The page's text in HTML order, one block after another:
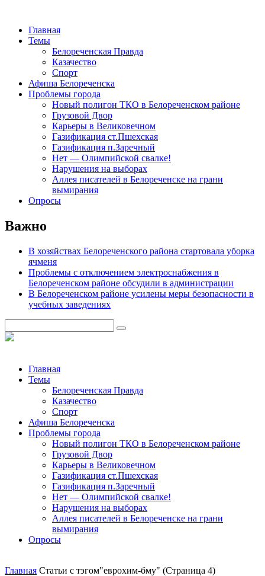
Главная
Темы
Белореченская Правда
Казачество
Спорт
Афиша Белореченска
Проблемы города
Новый полигон ТКО в Белореченском районе
Грузовой Двор
Карьеры в Великовечном
Газификация ст.Пшехская
Газификация п.Заречный
Нет — Олимпийской свалке!
Нарушения на выборах
Аллея писателей в Белореченске на грани
вымирания
Опросы
Важно
В хозяйствах Белореченского района стартовала уборка
ячменя
Проблемы с отключением электроснабжения в
Белореченском районе обсудили в администрации
В Белореченском районе усилены меры безопасности в
учебных заведениях
Главная
Темы
Белореченская Правда
Казачество
Спорт
Афиша Белореченска
Проблемы города
Новый полигон ТКО в Белореченском районе
Грузовой Двор
Карьеры в Великовечном
Газификация ст.Пшехская
Газификация п.Заречный
Нет — Олимпийской свалке!
Нарушения на выборах
Аллея писателей в Белореченске на грани
вымирания
Опросы
Главная Статьи с тэгом"еврохим-бму" (Страница 4)